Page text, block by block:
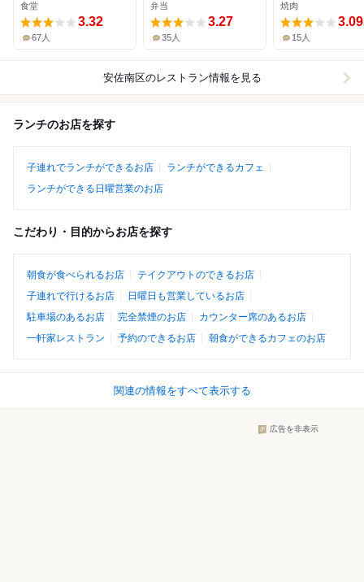
ナー・フードコート
食堂
3.32
67人
弁当
3.27
35人
焼肉
3.09
15人
安佐南区のレストラン情報を見る
ランチのお店を探す
子連れでランチができるお店
ランチができるカフェ
ランチができる日曜営業のお店
こだわり・目的からお店を探す
朝食が食べられるお店
テイクアウトのできるお店
子連れで行けるお店
日曜日も営業しているお店
駐車場のあるお店
完全禁煙のお店
カウンター席のあるお店
一軒家レストラン
予約のできるお店 朝食ができるカフェのお店
関連の情報をすべて表示する
広告を非表示